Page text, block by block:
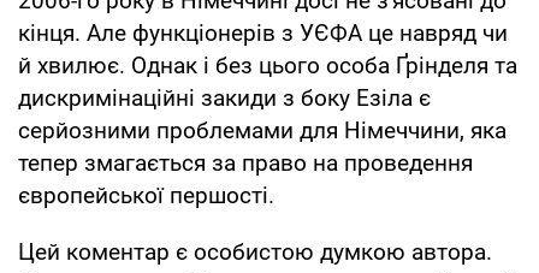
кінця. Але функціонерів з УЄФА це навряд чи
й хвилює. Однак і без цього особа Ґрінделя та
дискримінаційні закиди з боку Езіла є
серйозними проблемами для Німеччини, яка
тепер змагається за право на проведення
європейської першості.
Цей коментар є особистою думкою автора.